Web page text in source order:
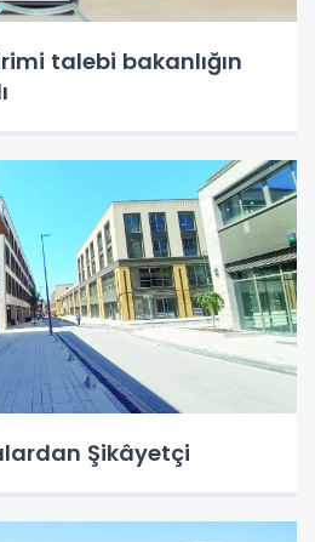
talebi bakanlığın
Şikâyetçi